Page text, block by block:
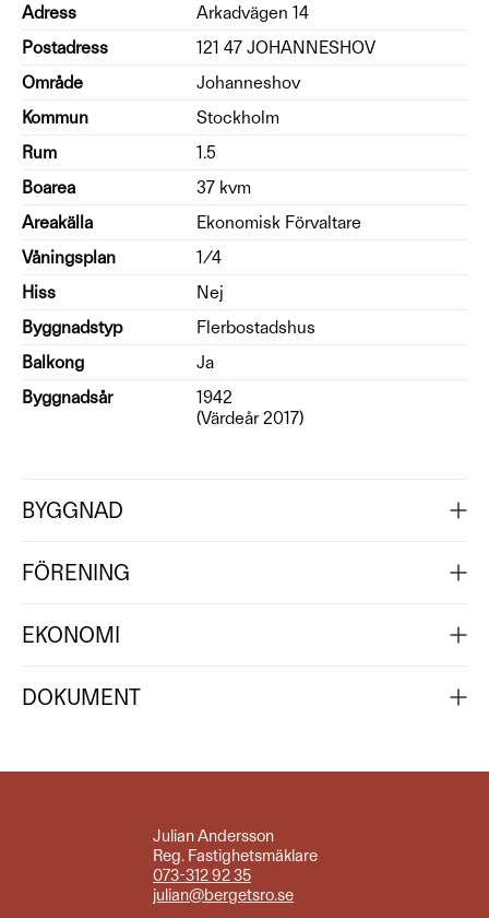
Adress
Arkadvägen 14
Postadress
121 47 JOHANNESHOV
Område
Johanneshov
Kommun
Stockholm
Rum
1.5
Boarea
37 kvm
Areakälla
Ekonomisk Förvaltare
Våningsplan
1/4
Hiss
Nej
Byggnadstyp
Flerbostadshus
Balkong
Ja
Byggnadsår
1942
(Värdeår 2017)
BYGGNAD
FÖRENING
EKONOMI
DOKUMENT
Julian Andersson
Reg. Fastighetsmäklare
073-312 92 35
julian@bergetsro.se